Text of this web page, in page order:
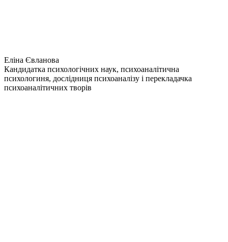
Еліна Євланова
Кандидатка психологічних наук, психоаналітична
психологиня, дослідниця психоаналізу і перекладачка
психоаналітичних творів